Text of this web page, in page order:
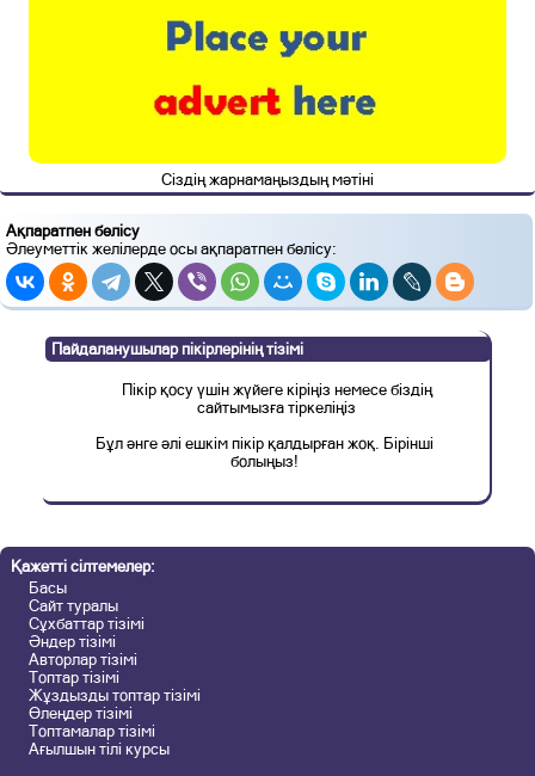
Сіздің жарнамаңыздың мәтіні
Ақпаратпен бөлісу
Әлеуметтік желілерде осы ақпаратпен бөлісу:
Пайдаланушылар пікірлерінің тізімі
Пікір қосу үшін жүйеге кіріңіз немесе біздің
сайтымызға тіркеліңіз
Бұл әнге әлі ешкім пікір қалдырған жоқ. Бірінші
болыңыз!
Қажетті сілтемелер:
Басы
Сайт туралы
Сұхбаттар тізімі
Әндер тізімі
Авторлар тізімі
Топтар тізімі
Жұздызды топтар тізімі
Өлеңдер тізімі
Топтамалар тізімі
Ағылшын тілі курсы